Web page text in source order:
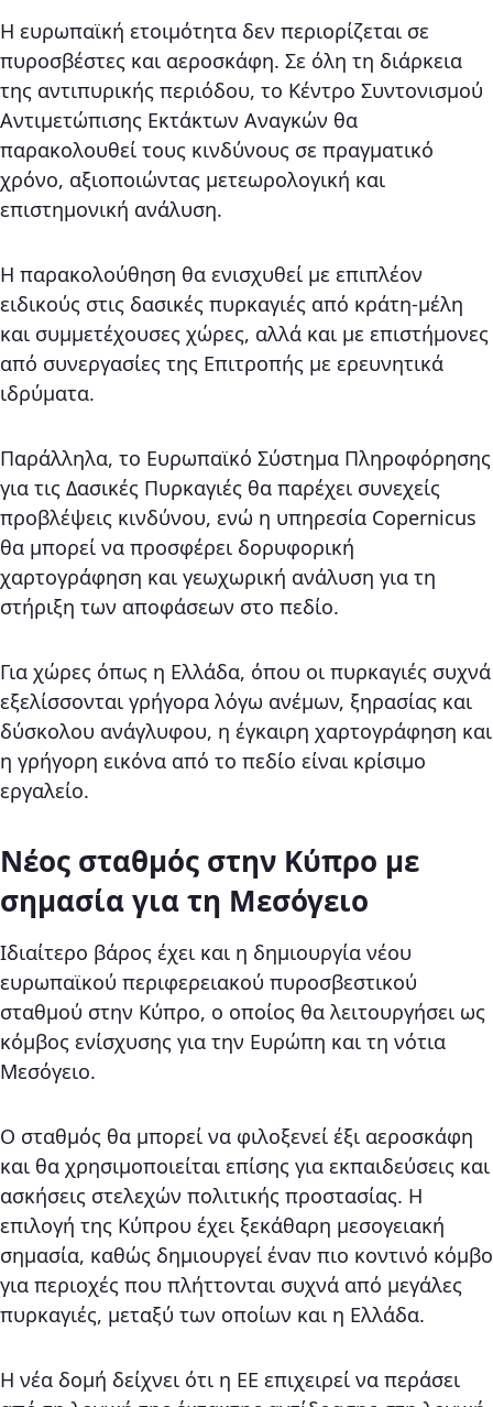
Η ευρωπαϊκή ετοιμότητα δεν περιορίζεται σε
πυροσβέστες και αεροσκάφη. Σε όλη τη διάρκεια
της αντιπυρικής περιόδου, το Κέντρο Συντονισμού
Αντιμετώπισης Εκτάκτων Αναγκών θα
παρακολουθεί τους κινδύνους σε πραγματικό
χρόνο, αξιοποιώντας μετεωρολογική και
επιστημονική ανάλυση.
Η παρακολούθηση θα ενισχυθεί με επιπλέον
ειδικούς στις δασικές πυρκαγιές από κράτη-μέλη
και συμμετέχουσες χώρες, αλλά και με επιστήμονες
από συνεργασίες της Επιτροπής με ερευνητικά
ιδρύματα.
Παράλληλα, το Ευρωπαϊκό Σύστημα Πληροφόρησης
για τις Δασικές Πυρκαγιές θα παρέχει συνεχείς
προβλέψεις κινδύνου, ενώ η υπηρεσία Copernicus
θα μπορεί να προσφέρει δορυφορική
χαρτογράφηση και γεωχωρική ανάλυση για τη
στήριξη των αποφάσεων στο πεδίο.
Για χώρες όπως η Ελλάδα, όπου οι πυρκαγιές συχνά
εξελίσσονται γρήγορα λόγω ανέμων, ξηρασίας και
δύσκολου ανάγλυφου, η έγκαιρη χαρτογράφηση και
η γρήγορη εικόνα από το πεδίο είναι κρίσιμο
εργαλείο.
Νέος σταθμός στην Κύπρο με
σημασία για τη Μεσόγειο
Ιδιαίτερο βάρος έχει και η δημιουργία νέου
ευρωπαϊκού περιφερειακού πυροσβεστικού
σταθμού στην Κύπρο, ο οποίος θα λειτουργήσει ως
κόμβος ενίσχυσης για την Ευρώπη και τη νότια
Μεσόγειο.
Ο σταθμός θα μπορεί να φιλοξενεί έξι αεροσκάφη
και θα χρησιμοποιείται επίσης για εκπαιδεύσεις και
ασκήσεις στελεχών πολιτικής προστασίας. Η
επιλογή της Κύπρου έχει ξεκάθαρη μεσογειακή
σημασία, καθώς δημιουργεί έναν πιο κοντινό κόμβο
για περιοχές που πλήττονται συχνά από μεγάλες
πυρκαγιές, μεταξύ των οποίων και η Ελλάδα.
Η νέα δομή δείχνει ότι η ΕΕ επιχειρεί να περάσει